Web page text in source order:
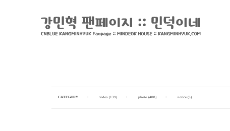
CATEGORY video (139) photo (408) notice (3)